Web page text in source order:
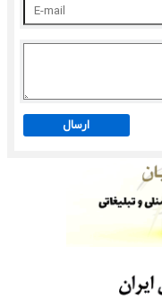
ارسال